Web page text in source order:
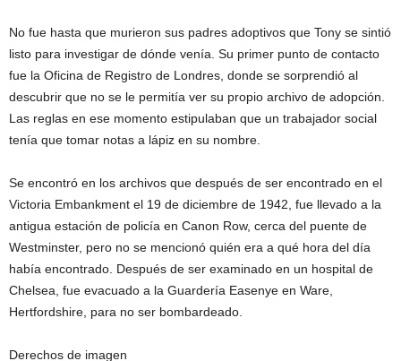
No fue hasta que murieron sus padres adoptivos que Tony se sintió
listo para investigar de dónde venía. Su primer punto de contacto
fue la Oficina de Registro de Londres, donde se sorprendió al
descubrir que no se le permitía ver su propio archivo de adopción.
Las reglas en ese momento estipulaban que un trabajador social
tenía que tomar notas a lápiz en su nombre.
Se encontró en los archivos que después de ser encontrado en el
Victoria Embankment el 19 de diciembre de 1942, fue llevado a la
antigua estación de policía en Canon Row, cerca del puente de
Westminster, pero no se mencionó quién era a qué hora del día
había encontrado. Después de ser examinado en un hospital de
Chelsea, fue evacuado a la Guardería Easenye en Ware,
Hertfordshire, para no ser bombardeado.
Derechos de imagen